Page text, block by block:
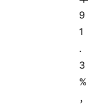
9
1
.
3
%
，